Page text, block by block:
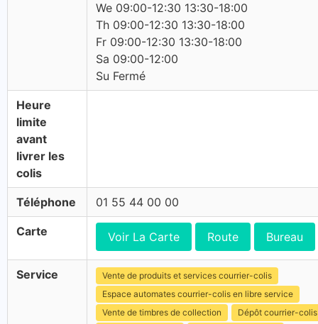
We 09:00-12:30 13:30-18:00
Th 09:00-12:30 13:30-18:00
Fr 09:00-12:30 13:30-18:00
Sa 09:00-12:00
Su Fermé
Heure
limite
avant
livrer les
colis
Téléphone 01 55 44 00 00
Carte Voir La Carte Route Bureau
Service
Vente de produits et services courrier-colis
Espace automates courrier-colis en libre service
Vente de timbres de collection
Dépôt courrier-colis